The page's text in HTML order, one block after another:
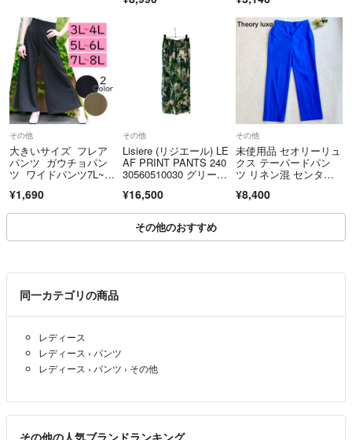
________________________________________
6. ご購入にあたってのお願い
中古品の特性上、コンディションの感じ方には個人差がございます。
十分ご理解のうえご注文をお願いいたします。
ご不明点がございましたら、ご購入前にお問い合わせください。
【酒類・刃物類・モデルガン・加熱式たばこ等の販売に関するご注意】
20歳未満の飲酒・喫煙は法律で禁止されています。
当店では、20歳未満の方への酒類・たばこ関連商品の販売は行っておりま
せん。
また、刃物類・モデルガン等については、法令および各モールの規約に基
づき、販売可否を確認したうえで出品しております。
年齢確認等にご協力いただけない場合、または販売条件を満たさないと判
断した場合は、ご注文をキャンセルさせていただく場合がございます。
※各モールの規約により、商品によっては販売できない場合がございま
す。
【管理番号】WR0003754
こちらの商品はラクマ公式パートナーのWASABI SWITCHによって出品さ
れています。
その他
大きいサイズ フレア
パンツ ガウチョパン
ツ ワイドパンツ7L~8L
¥1,690
その他
Lisiere (リジエール) LE
AF PRINT PANTS 240
30560510030 グリー
¥16,500
その他
未使用品 セオリーリュ
クス テーパードパン
ツ リネン混 センター
¥8,400
その他のおすすめ
同一カテゴリの商品
レディース
レディース › パンツ
レディース › パンツ › その他
その他の人気ブランドランキング